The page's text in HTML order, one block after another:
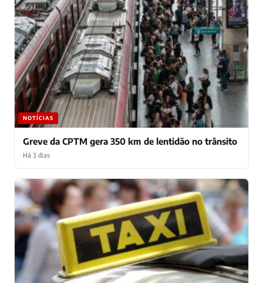
NOTÍCIAS
Greve da CPTM gera 350 km de lentidão no trânsito
Há 3 dias